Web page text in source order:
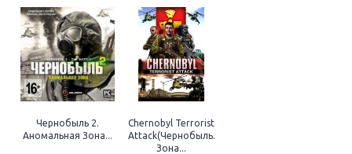
Чернобыль 2.
Аномальная Зона...
Chernobyl Terrorist
Attack(Чернобыль.
Зона...